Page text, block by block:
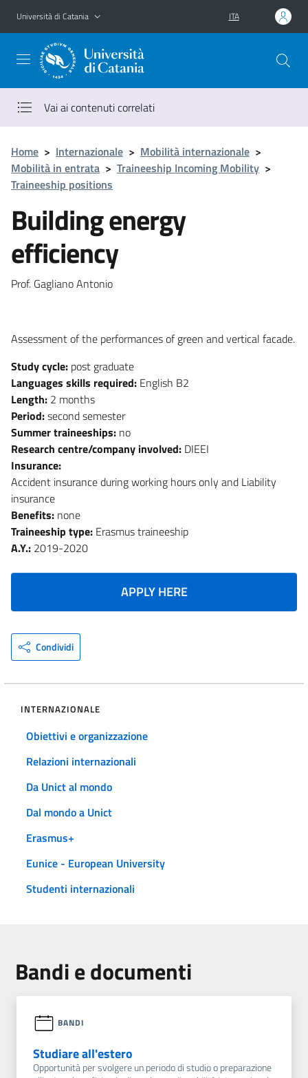
Vai al contenuto principale
Vai al menu di navigazione
Università di Catania ITA
Vai ai contenuti correlati
Home > Internazionale > Mobilità internazionale >
Mobilità in entrata > Traineeship Incoming Mobility >
Traineeship positions
Building energy
efficiency
Prof. Gagliano Antonio
Assessment of the performances of green and vertical facade.
Study cycle: post graduate
Languages skills required: English B2
Length: 2 months
Period:second semester
Summer traineeships: no
Research centre/company involved: DIEEI
Insurance:
Accident insurance during working hours only and Liability
insurance
Benefits: none
Traineeship type: Erasmus traineeship
A.Y.: 2019-2020
APPLY HERE
Condividi
INTERNAZIONALE
Obiettivi e organizzazione
Relazioni internazionali
Da Unict al mondo
Dal mondo a Unict
Erasmus+
Eunice - European University
Studenti internazionali
Bandi e documenti
BANDI
Studiare all'estero
Opportunità per svolgere un periodo di studio o preparazione